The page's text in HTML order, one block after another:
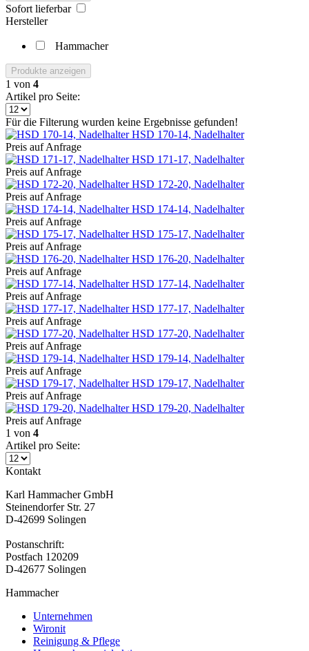
Sofort lieferbar
Hersteller
Hammacher
Produkte anzeigen
1 von 4
Artikel pro Seite:
Für die Filterung wurden keine Ergebnisse gefunden!
HSD 170-14, Nadelhalter
Preis auf Anfrage
HSD 171-17, Nadelhalter
Preis auf Anfrage
HSD 172-20, Nadelhalter
Preis auf Anfrage
HSD 174-14, Nadelhalter
Preis auf Anfrage
HSD 175-17, Nadelhalter
Preis auf Anfrage
HSD 176-20, Nadelhalter
Preis auf Anfrage
HSD 177-14, Nadelhalter
Preis auf Anfrage
HSD 177-17, Nadelhalter
Preis auf Anfrage
HSD 177-20, Nadelhalter
Preis auf Anfrage
HSD 179-14, Nadelhalter
Preis auf Anfrage
HSD 179-17, Nadelhalter
Preis auf Anfrage
HSD 179-20, Nadelhalter
Preis auf Anfrage
1 von 4
Artikel pro Seite:
Kontakt
Karl Hammacher GmbH
Steinendorfer Str. 27
D-42699 Solingen
Postanschrift:
Postfach 120209
D-42677 Solingen
Hammacher
Unternehmen
Wironit
Reinigung & Pflege